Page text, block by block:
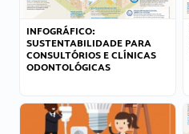
INFOGRÁFICO:
SUSTENTABILIDADE PARA
CONSULTÓRIOS E CLÍNICAS
ODONTOLÓGICAS